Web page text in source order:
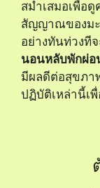
สม่ำเสมอเพื่อ
สัญญาณของมะ
อย่างทันท่วงที
นอนหลับพักผ่อ
มีผลดีต่อสุขภ
ปฏิบัติเหล่านี้เ